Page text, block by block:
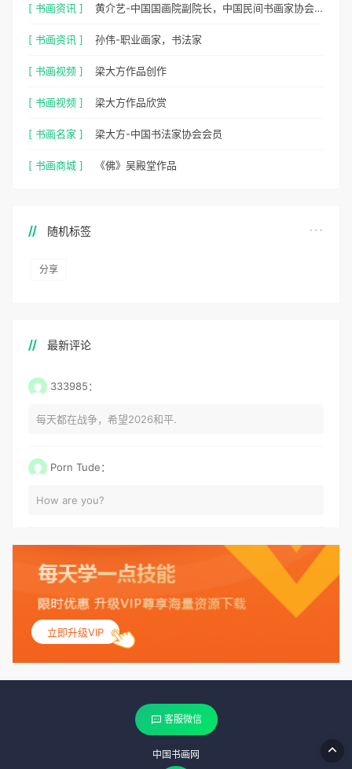
[ 书画资讯 ] 黄介艺-中国国画院副院长，中国民间书画家协会副主席
[ 书画资讯 ] 孙伟-职业画家，书法家
[ 书画视频 ] 梁大方作品创作
[ 书画视频 ] 梁大方作品欣赏
[ 书画名家 ] 梁大方-中国书法家协会会员
[ 书画商城 ] 《佛》吴殿堂作品
随机标签
分享
最新评论
333985：
每天都在战争，希望2026和平.
Porn Tude：
How are you?
立即升级VIP
客服微信
中国书画网